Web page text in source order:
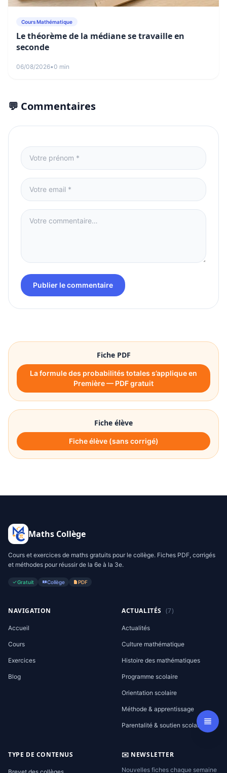
Cours Mathématique
Le théorème de la médiane se travaille en
seconde
06/08/2026•0 min
💬 Commentaires
Publier le commentaire
Fiche PDF
La formule des probabilités totales s’applique en
Première — PDF gratuit
Fiche élève
Fiche élève (sans corrigé)
Maths Collège
Cours et exercices de maths gratuits pour le collège. Fiches PDF, corrigés
et méthodes pour réussir de la 6e à la 3e.
Gratuit Collège PDF
NAVIGATION
Accueil
Cours
Exercices
Blog
ACTUALITÉS (7)
Actualités
Culture mathématique
Histoire des mathématiques
Programme scolaire
Orientation scolaire
Méthode & apprentissage
Parentalité & soutien scolaire
TYPE DE CONTENUS ✉️ NEWSLETTER
Nouvelles fiches chaque semaine